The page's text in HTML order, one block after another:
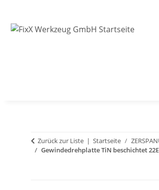
Zurück zur Liste Startseite
Gewindedrehplatte TiN beschichtet